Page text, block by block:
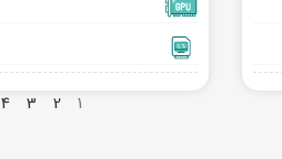
1
2
3
4